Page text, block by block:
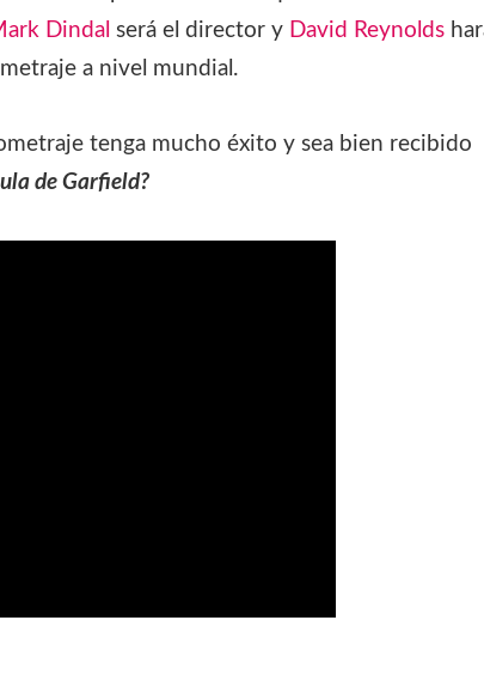
Dindal será el director y David Reynolds
a nivel mundial.
tenga mucho éxito y sea bien recibido
de Garfield?